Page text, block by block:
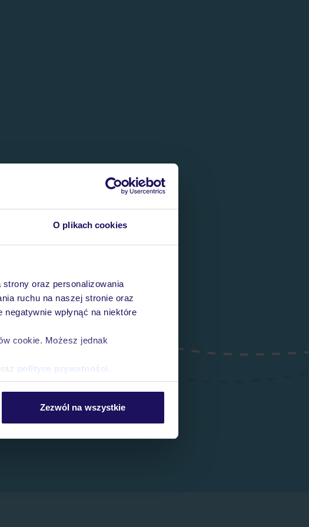
O plikach cookies
oraz personalizowania
ruchu na naszej stronie oraz
wpłynąć na niektóre
cookie. Możesz jednak
polityce prywatności
Zezwól na wszystkie